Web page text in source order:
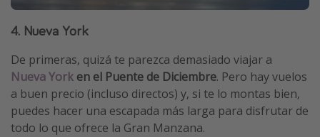
4. Nueva York
De primeras, quizá te parezca demasiado viajar a
Nueva York en el Puente de Diciembre. Pero hay vuelos
a buen precio (incluso directos) y, si te lo montas bien,
puedes hacer una escapada más larga para disfrutar de
todo lo que ofrece la Gran Manzana.